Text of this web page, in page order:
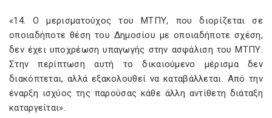
«14. Ο μερισματούχος του ΜΤΠΥ, που διορίζεται σε
οποιαδήποτε θέση του Δημοσίου με οποιαδήποτε σχέση,
δεν έχει υποχρέωση υπαγωγής στην ασφάλιση του ΜΤΠΥ.
Στην περίπτωση αυτή το δικαιούμενο μέρισμα δεν
διακόπτεται, αλλά εξακολουθεί να καταβάλλεται. Από την
έναρξη ισχύος της παρούσας κάθε άλλη αντίθετη διάταξη
καταργείται».